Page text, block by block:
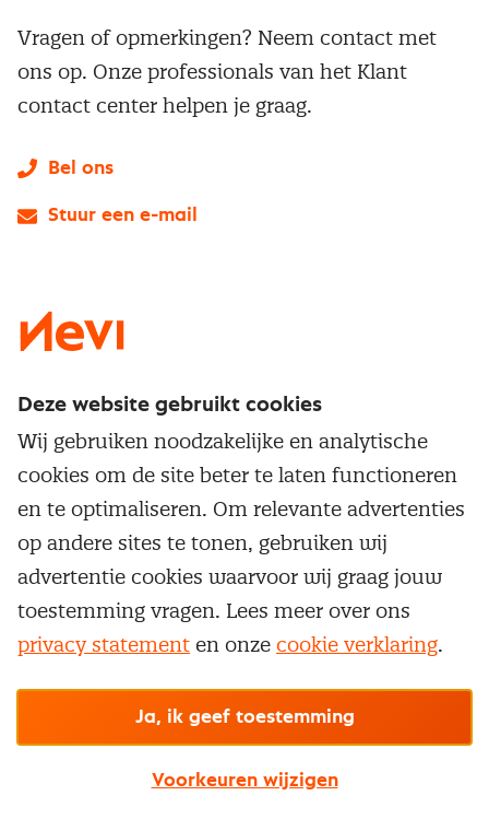
Service & contact
Over inkoop
Netwerk en communities
Aanmelden nieuwsbrief
Word lid van Nevi
Inkoop vacatures
Opzeggen lidmaatschap
Populaire thema's
Aanbesteden
Contractmanagement
Kostenmanagement
Onderhandelen
Supply management
Opleidingen en trainingen
Trainingen
Opleidingen
Maatwerk
Vrijstellingen
Vragen of opmerkingen? Neem contact met
ons op. Onze professionals van het Klant
contact center helpen je graag.
Bel ons
Stuur een e-mail
Cookievoorkeuren beherenOnzealgemene
© Nevi.nl
Deze website gebruikt cookies
Wij gebruiken noodzakelijke en analytische
cookies om de site beter te laten functioneren
en te optimaliseren. Om relevante advertenties
op andere sites te tonen, gebruiken wij
advertentie cookies waarvoor wij graag jouw
toestemming vragen. Lees meer over ons
privacy statement en onze cookie verklaring.
Ja, ik geef toestemming
Voorkeuren wijzigen